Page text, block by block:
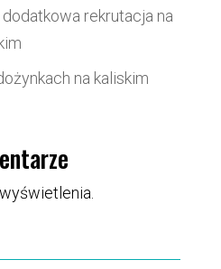
dodatkowa rekrutacja na
na kaliskim